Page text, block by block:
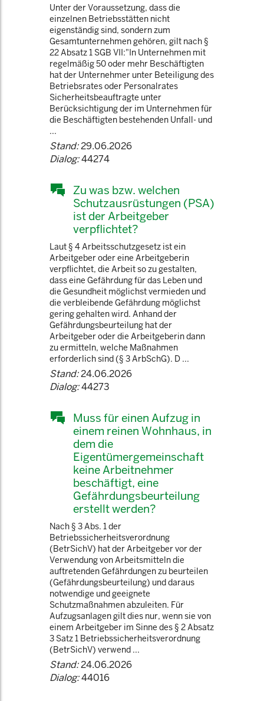
Unter der Voraussetzung, dass die
einzelnen Betriebsstätten nicht
eigenständig sind, sondern zum
Gesamtunternehmen gehören, gilt nach §
22 Absatz 1 SGB VII:"In Unternehmen mit
regelmäßig 50 oder mehr Beschäftigten
hat der Unternehmer unter Beteiligung des
Betriebsrates oder Personalrates
Sicherheitsbeauftragte unter
Berücksichtigung der im Unternehmen für
die Beschäftigten bestehenden Unfall- und
...
Stand:29.06.2026
Dialog:44274
Zu was bzw. welchen
Schutzausrüstungen (PSA)
ist der Arbeitgeber
verpflichtet?
Laut § 4 Arbeitsschutzgesetz ist ein
Arbeitgeber oder eine Arbeitgeberin
verpflichtet, die Arbeit so zu gestalten,
dass eine Gefährdung für das Leben und
die Gesundheit möglichst vermieden und
die verbleibende Gefährdung möglichst
gering gehalten wird. Anhand der
Gefährdungsbeurteilung hat der
Arbeitgeber oder die Arbeitgeberin dann
zu ermitteln, welche Maßnahmen
erforderlich sind (§ 3 ArbSchG). D ...
Stand:24.06.2026
Dialog:44273
Muss für einen Aufzug in
einem reinen Wohnhaus, in
dem die
Eigentümergemeinschaft
keine Arbeitnehmer
beschäftigt, eine
Gefährdungsbeurteilung
erstellt werden?
Nach § 3 Abs. 1 der
Betriebssicherheitsverordnung
(BetrSichV) hat der Arbeitgeber vor der
Verwendung von Arbeitsmitteln die
auftretenden Gefährdungen zu beurteilen
(Gefährdungsbeurteilung) und daraus
notwendige und geeignete
Schutzmaßnahmen abzuleiten. Für
Aufzugsanlagen gilt dies nur, wenn sie von
einem Arbeitgeber im Sinne des § 2 Absatz
3 Satz 1 Betriebssicherheitsverordnung
(BetrSichV) verwend ...
Stand:24.06.2026
Dialog:44016